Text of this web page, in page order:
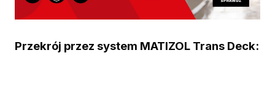
Przekrój przez system MATIZOL Trans Deck: